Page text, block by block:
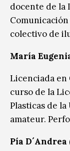
docente de la
colectivo de
María
Licenciada en
curso de la
Plasticas de
amateur.
Pía